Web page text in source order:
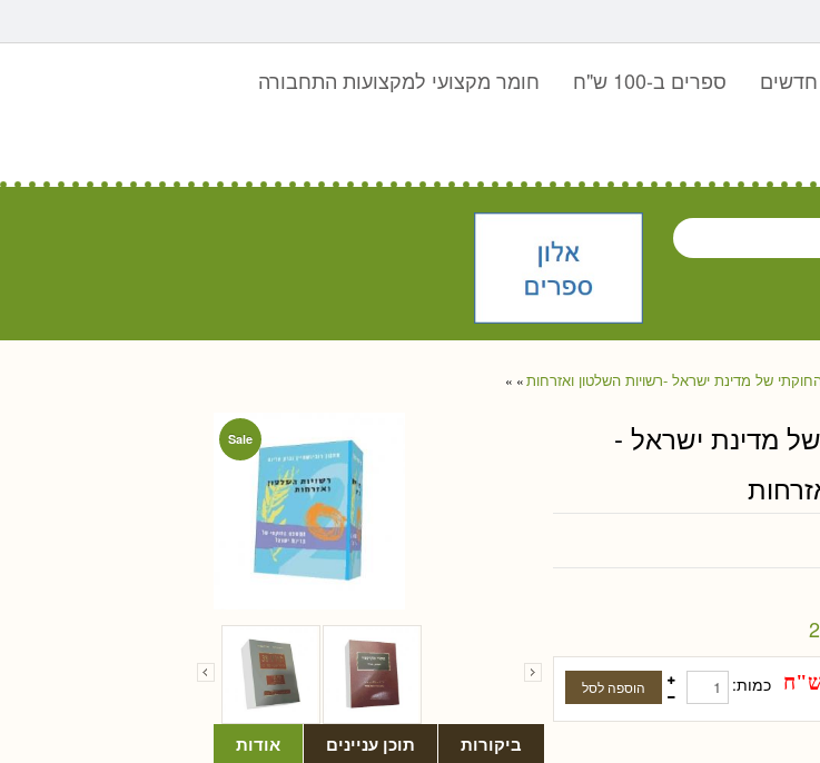
ספרים ב-100 ש"ח חומר מקצועי למקצועות התחבורה
»
» של מדינת ישראל -רשויות השלטון ואזרחות
Sale
מדינת ישראל -
כמות:
אודות תוכן עניינים ביקורות